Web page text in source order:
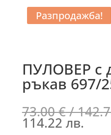
Разпродажба!
ПУЛОВЕР с
ръкав 697/
73.00€/
114.22 лв.